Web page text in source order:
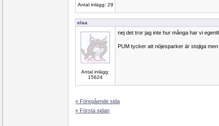
Antal inlägg: 29
elaa
Antal inlägg:
15624
nej det tror jag inte hur många har vi
PUM tycker att nöjesparker är stojiga men
« Föregående sida
« Första sidan